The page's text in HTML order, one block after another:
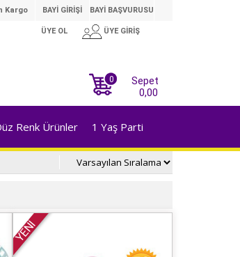
Kargo BAYİ GİRİŞİ BAYİ BAŞVURUSU
ÜYE GİRİŞ
ÜYE OL
Sepet
0
0,00
Renk Ürünler 1 Yaş Parti
YENİ